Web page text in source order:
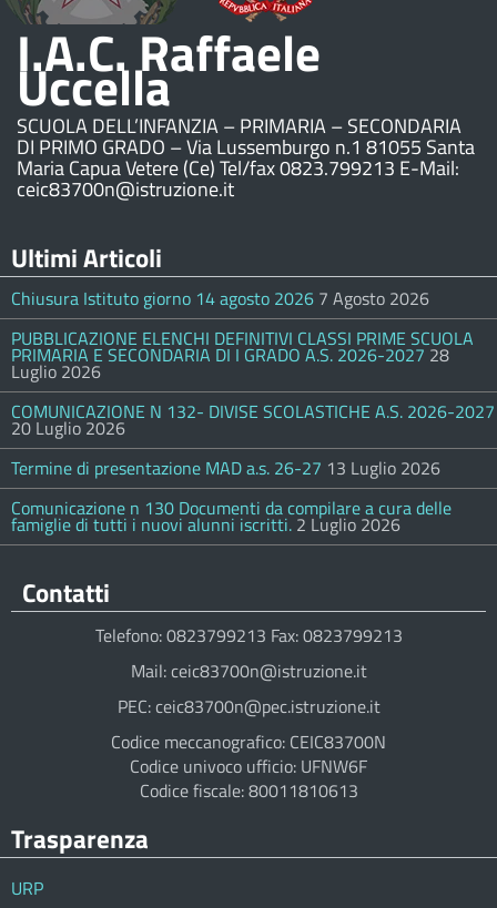
I.A.C. Raffaele
Uccella
SCUOLA DELL’INFANZIA – PRIMARIA – SECONDARIA
DI PRIMO GRADO – Via Lussemburgo n.1 81055 Santa
Maria Capua Vetere (Ce) Tel/fax 0823.799213 E-Mail:
ceic83700n@istruzione.it
Ultimi Articoli
Chiusura Istituto giorno 14 agosto 2026 7 Agosto 2026
PUBBLICAZIONE ELENCHI DEFINITIVI CLASSI PRIME SCUOLA
PRIMARIA E SECONDARIA DI I GRADO A.S. 2026-2027 28
Luglio 2026
COMUNICAZIONE N 132- DIVISE SCOLASTICHE A.S. 2026-2027
20 Luglio 2026
Termine di presentazione MAD a.s. 26-27 13 Luglio 2026
Comunicazione n 130 Documenti da compilare a cura delle
famiglie di tutti i nuovi alunni iscritti. 2 Luglio 2026
Contatti
Telefono: 0823799213 Fax: 0823799213
Mail: ceic83700n@istruzione.it
PEC: ceic83700n@pec.istruzione.it
Codice meccanografico: CEIC83700N
Codice univoco ufficio: UFNW6F
Codice fiscale: 80011810613
Trasparenza
URP